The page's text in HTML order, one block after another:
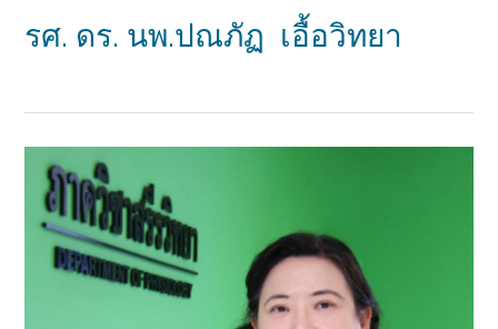
รศ. ดร. นพ.ปณภัฏ เอื้อวิทยา